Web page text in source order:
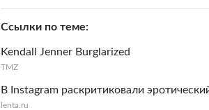
Ссылки по теме
Kendall Jenner Burglarized
TMZ
В Instagram раскритиковали
lenta.ru